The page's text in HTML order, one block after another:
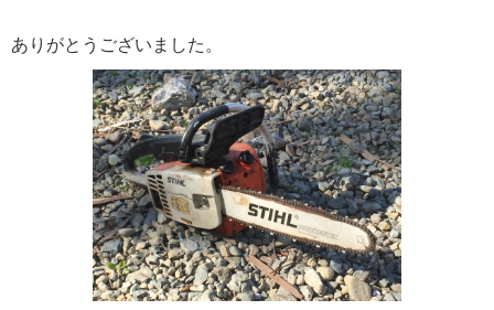
ありがとうございました。